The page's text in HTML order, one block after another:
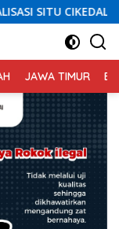
SERUKAN
JAWA TIMUR